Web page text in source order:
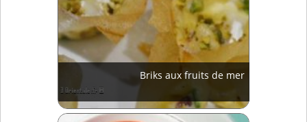
Briks aux fruits de mer